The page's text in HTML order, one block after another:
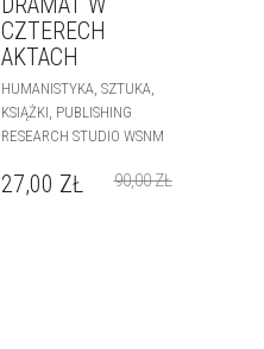
CZTERECH
AKTACH
HUMANISTYKA, SZTUKA,
KSIĄŻKI, PUBLISHING
RESEARCH STUDIO WSNM
90,00ZŁ
27,00 ZŁ